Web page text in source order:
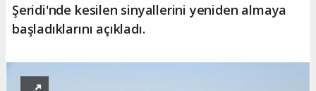
Şeridi'nde kesilen sinyallerini yeniden almaya
başladıklarını açıkladı.